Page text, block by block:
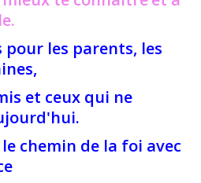
les parents, les
et ceux qui ne
chemin de la foi avec